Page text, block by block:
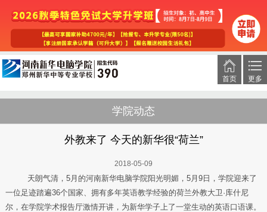
首页 更多
学院动态
外教来了 今天的新华很“荷兰”
2018-05-09
天朗气清，5月的河南新华电脑学院阳光明媚，5月9日，学院迎来了
一位足迹踏遍36个国家、拥有多年英语教学经验的荷兰外教大卫·库什尼
尔，在学院学术报告厅激情开讲，为新华学子上了一堂生动的英语口语课。